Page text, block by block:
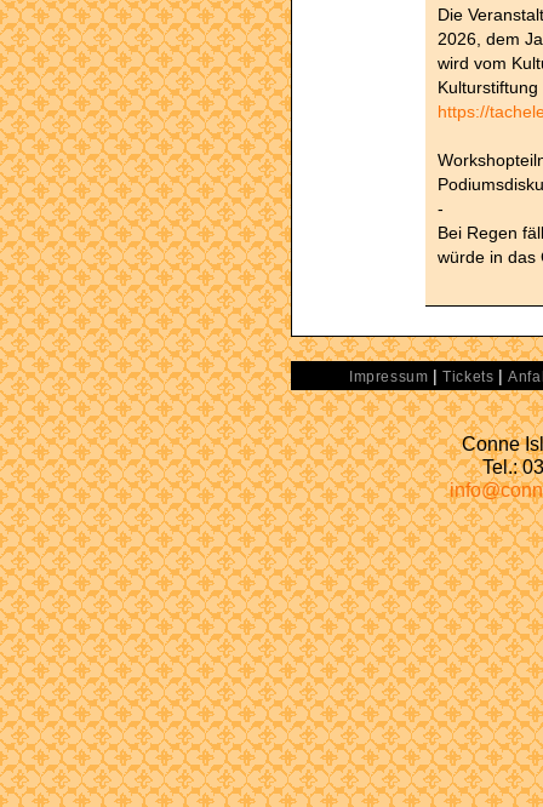
Die
2026, dem
wird vom
https://
-
Bei Regen
würde in das
Impressum |Tickets |
Conne
Tel.: